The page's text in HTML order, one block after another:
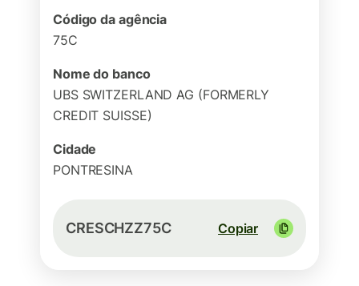
Código da agência
75C
Nome do banco
UBS SWITZERLAND AG (FORMERLY
CREDIT SUISSE)
Cidade
PONTRESINA
CRESCHZZ75C Copiar